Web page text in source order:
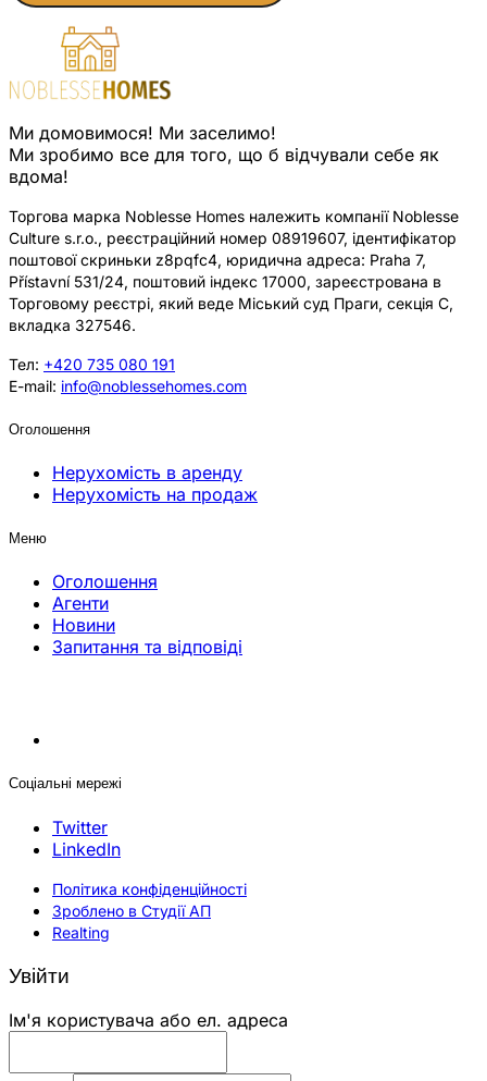
Ми домовимося! Ми заселимо!
Ми зробимо все для того, що б відчували себе як
вдома!
Торгова марка Noblesse Homes належить компанії Noblesse
Culture s.r.o., реєстраційний номер 08919607, ідентифікатор
поштової скриньки z8pqfc4, юридична адреса: Praha 7,
Přístavní 531/24, поштовий індекс 17000, зареєстрована в
Торговому реєстрі, який веде Міський суд Праги, секція C,
вкладка 327546.
Тел: +420 735 080 191
E-mail: info@noblessehomes.com
Оголошення
Нерухомість в аренду
Нерухомість на продаж
Меню
Оголошення
Агенти
Новини
Запитання та відповіді
Соціальні мережі
Twitter
LinkedIn
Політика конфіденційності
Зроблено в Студії АП
Realting
Увійти
Ім'я користувача або ел. адреса